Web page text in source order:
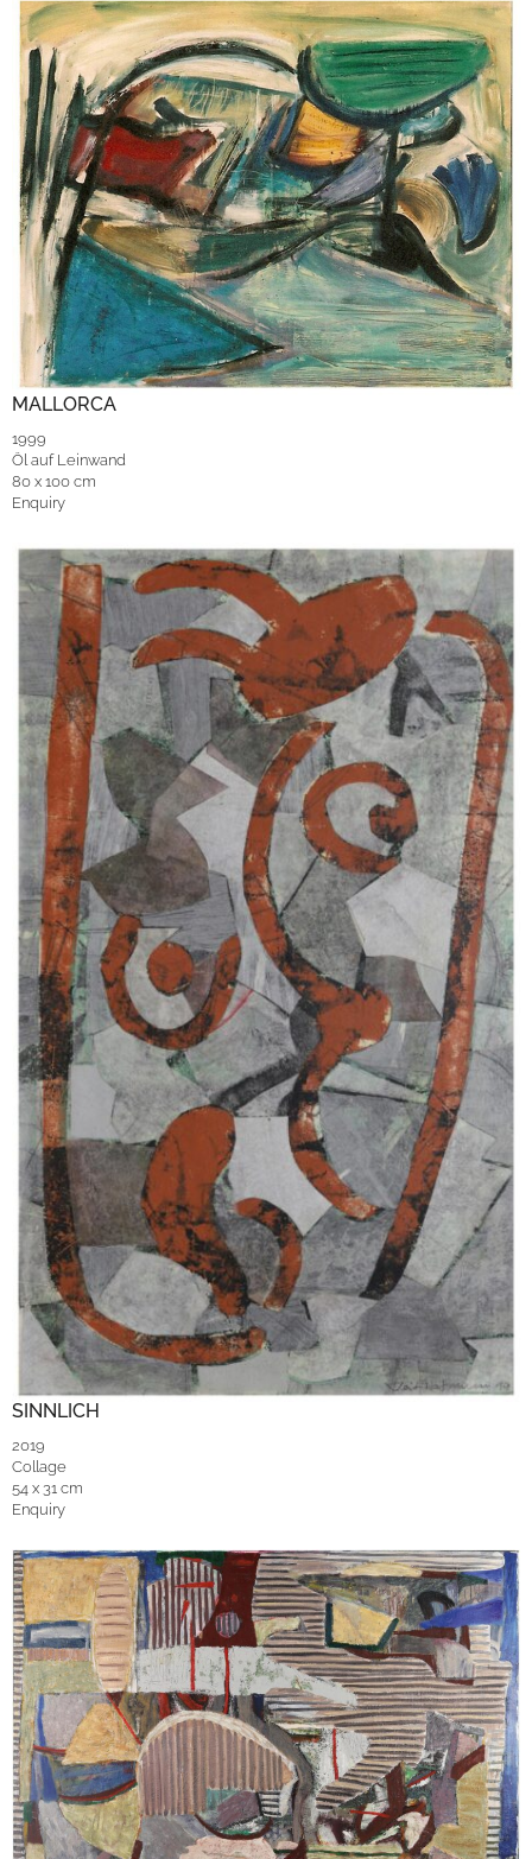
MALLORCA
1999
Öl auf Leinwand
80 x 100 cm
Enquiry
SINNLICH
2019
Collage
54 x 31 cm
Enquiry